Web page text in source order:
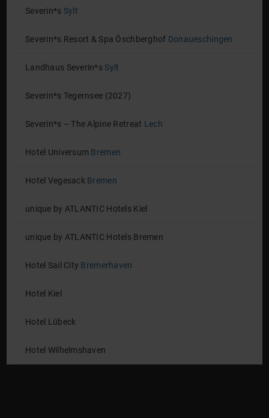
Severin*s Sylt
Severin*s Resort & Spa Öschberghof Donaueschingen
Landhaus Severin*s Sylt
Severin*s Tegernsee (2027)
Severin*s – The Alpine Retreat Lech
Hotel Universum Bremen
Hotel Vegesack Bremen
unique by ATLANTIC Hotels Kiel
unique by ATLANTIC Hotels Bremen
Hotel Sail City Bremerhaven
Hotel Kiel
Hotel Lübeck
Hotel Wilhelmshaven